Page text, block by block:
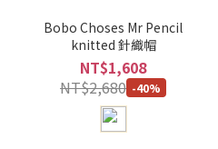
Bobo Choses Mr Pencil
knitted 針織帽
NT$1,608
NT$2,680 -40%